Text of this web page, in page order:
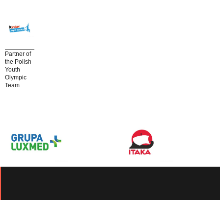
Partner of
the Polish
Youth
Olympic
Team